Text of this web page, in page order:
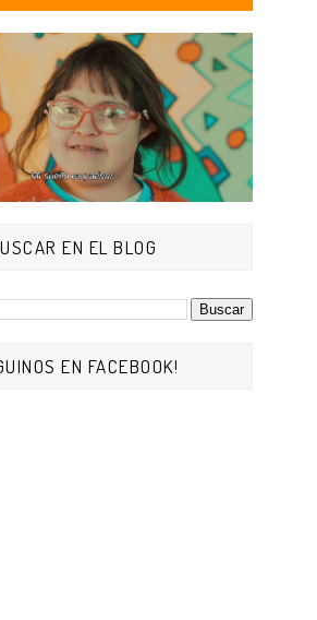
EN EL BLOG
EN FACEBOOK!